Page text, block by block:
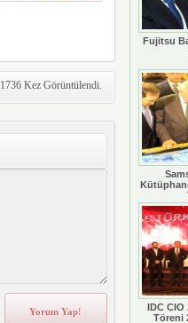
1736 Kez Görüntülendi.
Fujitsu
IDC CIO
Töreni